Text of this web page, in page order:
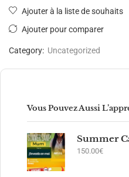
Ajouter à la liste de souhaits
Ajouter pour comparer
Category: Uncategorized
Vous Pouvez Aussi
Summer
150.00€